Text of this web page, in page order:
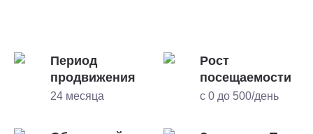
Период
продвижения
24 месяца
Рост
посещаемости
с 0 до 500/день